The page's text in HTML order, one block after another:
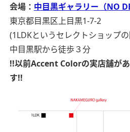
会場： 中目黒ギャラリー（NO
東京都目黒区上目黒1-7-2
(1LDKというセレクトショップ
中目黒駅から徒歩３分
!!以前Accent Colorの実店舗が
す!!